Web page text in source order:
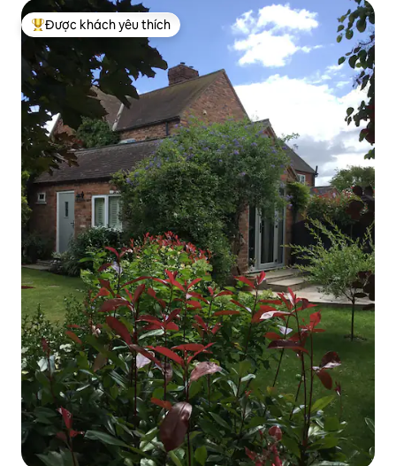
Được khách yêu thích nhất
Được khách yêu thích